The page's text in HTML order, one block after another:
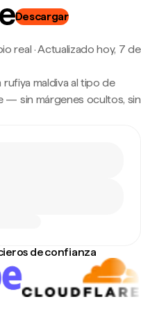
Descargar
real ·Actualizado hoy, 7 de
maldiva al tipo de
— sin márgenes ocultos, sin
de confianza